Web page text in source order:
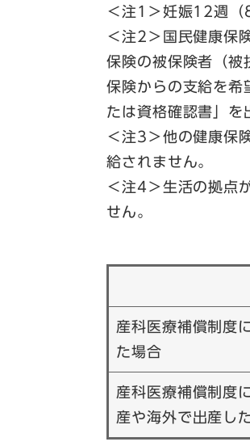
＜注1＞妊娠12週（
＜注2＞国民健康保
保険の被保険者（被
保険からの支給を希
たは資格確認書」を
＜注3＞他の健康保
給されません。
＜注4＞生活の拠点
せん。
産科医療補償制度
た場合
産科医療補償制度
産や海外で出産し